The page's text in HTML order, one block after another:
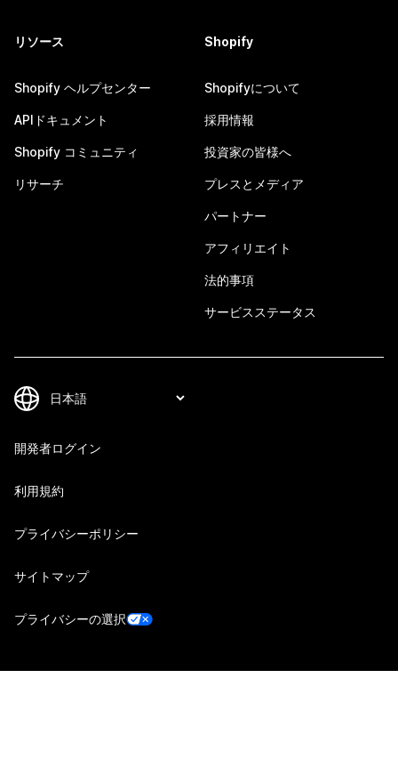
リソース
Shopify ヘルプセンター
APIドキュメント
Shopify コミュニティ
リサーチ
Shopify
Shopifyについて
採用情報
投資家の皆様へ
プレスとメディア
パートナー
アフィリエイト
法的事項
サービスステータス
開発者ログイン
利用規約
プライバシーポリシー
サイトマップ
プライバシーの選択